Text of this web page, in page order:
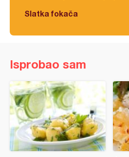
Slatka fokača
Isprobao sam